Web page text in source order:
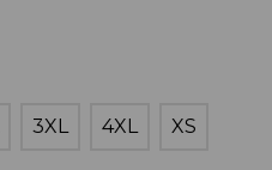
3XL 4XL XS